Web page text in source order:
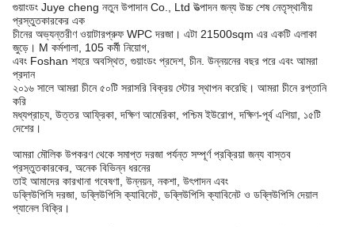
গুয়াংডং Juye cheng নতুন উপাদান Co., Ltd উত্পাদন জন্য উচ্চ শেষ নেতৃস্থানীয়
প্রস্তুতকারকের এক
চীনের অভ্যন্তরীণ ওয়াটারপ্রুফ WPC দরজা। এটা 21500sqm এর একটি এলাকা
জুড়ে। M কর্মশালা, 105 কর্মী নিয়োগ,
এবং Foshan শহরে অবস্থিত, গুয়াংডং প্রদেশ, চীন. উন্নয়নের বছর পরে এবং আমরা
প্রদান
২০১৬ সালে আমরা চীনে ৫০টি সরাসরি বিক্রয় স্টোর স্থাপন করেছি। আমরা চীনে রপ্তানি
করি
মধ্যপ্রাচ্য, উত্তর আফ্রিকা, দক্ষিণ আমেরিকা, পশ্চিম ইউরোপ, দক্ষিণ-পূর্ব এশিয়া, ১৫টি
দেশের।
আমরা মৌলিক উপকরণ থেকে সমাপ্ত দরজা পর্যন্ত সম্পূর্ণ প্রক্রিয়া জন্য বাস্তব
প্রস্তুতকারকের, অনেক বিভিন্ন ধরনের
তাই আমাদের কারখানা গবেষণা, উন্নয়ন, নকশা, উৎপাদন এবং
ডব্লিউপিসি দরজা, ডব্লিউপিসি ক্যাবিনেট, ডব্লিউপিসি ক্যাবিনেট ও ডব্লিউপিসি দেয়াল
প্যানেল বিক্রি।